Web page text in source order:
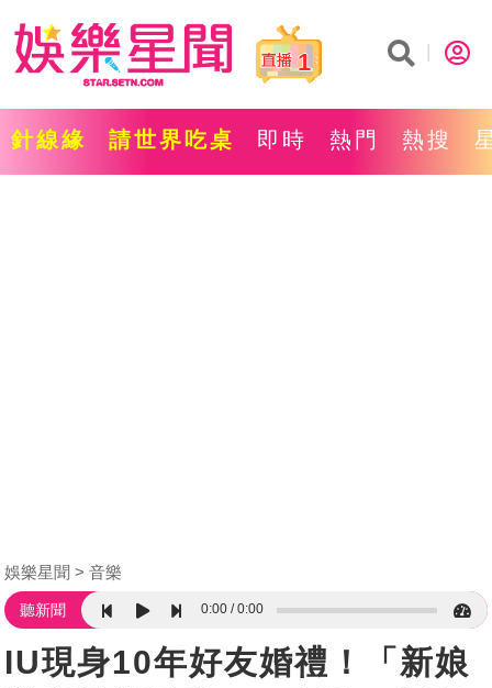
1
針線緣 請世界吃桌 即時 熱門 熱搜
娛樂星聞 音樂
聽新聞 0:00 0:00
IU現身10年好友婚禮！「新娘